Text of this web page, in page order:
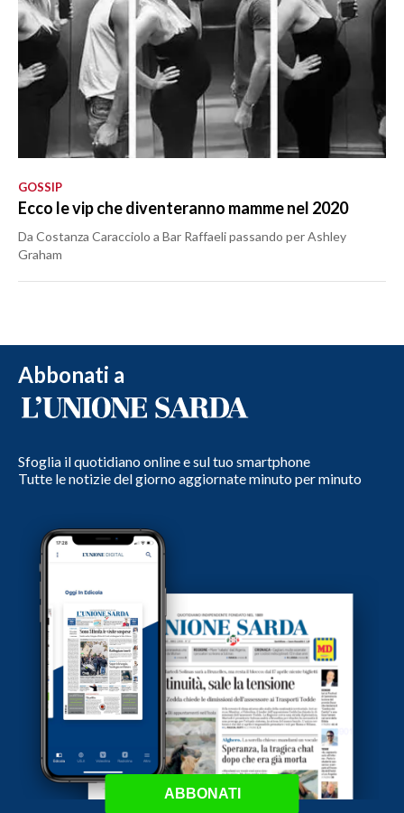
GOSSIP
Ecco le vip che diventeranno mamme nel 2020
Da Costanza Caracciolo a Bar Raffaeli passando per Ashley
Graham
Abbonati a
Sfoglia il quotidiano online e sul tuo smartphone
Tutte le notizie del giorno aggiornate minuto per minuto
ABBONATI